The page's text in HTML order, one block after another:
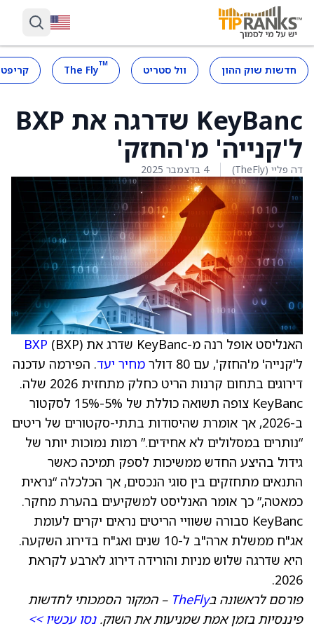
חדשות שוק ההון וול סטריט ™
The Fly
KeyBanc שדרגה את BXP
ל'קנייה' מ'החזק'
דה פליי (TheFly) 4 בדצמבר 2025
האנליסט אופל רנה מ-KeyBanc שדרג את BXP (BXP)
ל'קנייה' מ'החזק', עם 80 דולר
מחיר יעד. הפירמה עדכנה
דירוגים בתחום קרנות הריט כחלק מתחזית 2026 שלה.
KeyBanc צופה תשואה כוללת של 5%-15% לסקטור
ב-2026, אך אומרת שהיסודות בתתי-סקטורים של ריטים
“נותרים במסלולים לא אחידים.” רמות נמוכות יותר של
גידול בהיצע החדש ממשיכות לספק תמיכה כאשר
התנאים מתחזקים בין סוגי הנכסים, אך הכלכלה “נראית
כמאטה,” כך אומר האנליסט למשקיעים בהערת מחקר.
KeyBanc סבורה ששוויי הריטים נראים יקרים לעומת
אג"ח ממשלת ארה"ב ל-10 שנים ואג"ח בדירוג השקעה.
היא שדרגה שלוש מניות והורידה דירוג לארבע לקראת
2026.
פורסם לראשונה בTheFly – המקור הסמכותי לחדשות
פיננסיות בזמן אמת שמניעות את השוק.נסו עכשיו >>